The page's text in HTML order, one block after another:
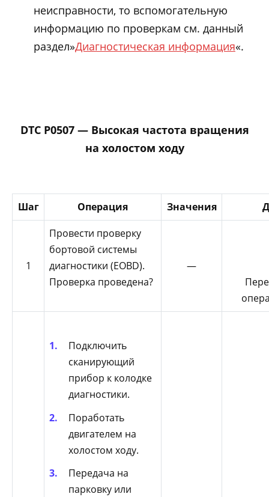
неисправности, то вспомогательную
информацию по проверкам см. данный
раздел»Диагностическая информация«.
DTC P0507 — Высокая частота вращения
на холостом ходу
Шаг Операция Значения
1
Провести проверку
бортовой системы
диагностики (EOBD).
Проверка проведена?
—
Подключить
сканирующий
прибор к колодке
диагностики.
Поработать
двигателем на
холостом ходу.
Передача на
парковку или